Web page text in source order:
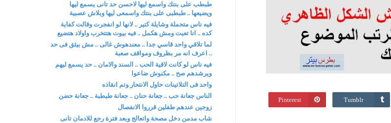
Tumblr
Pinterest
طبطب على بنتك واسمع ليها لاحسن حد تانى يسمع ليها
ويضيعها .. طبطبى على بنتك واسمعى ليها وبلاش عصبية
فيه ناس متحملة وشايلة كتير .. لانها لو انفجرت وقالت كفاية
كده .. انا تعبت ومش هكمل .. فيه بيوت هتتخرب واولاد هتضيع
لما تلاقي واحد قاسي جدا .. معندهوش غالى .. مش بيثق فى حد
.. اعرف انه مر بظروف ومواقف صعبة
فيه ناس لو كانت لاقية الحب .. السند والامان .. حد يسمع ليهم
ويرشدهم صح .. مكنوش ضاعوا
واحد فى التلاتينات حاول الانتحار وتم انقاذه
الناس جعانة حب .. جعانة حنان .. جعانة طبطبة .. جعانة حضن
زوجين عندهم طفلين قرروا الانفصال
شاب مدمن دخل مصحة واتعالج وبعد فترة رجع للادمان تانى